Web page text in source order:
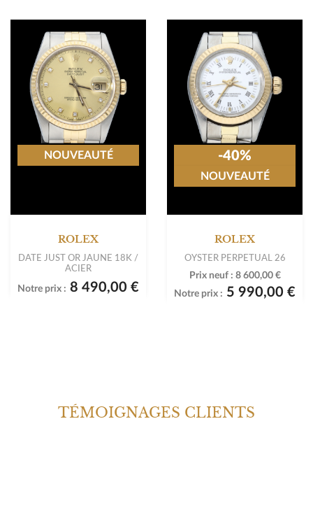
ROLEX
DATE JUST OR JAUNE 18K /
ACIER
Notre prix : 8 490,00 €
NOUVEAUTÉ
ROLEX
OYSTER PERPETUAL 26
Prix neuf : 8 600,00 €
Notre prix : 5 990,00 €
-40%
NOUVEAUTÉ
TÉMOIGNAGES CLIENTS